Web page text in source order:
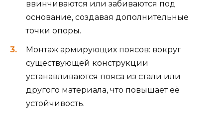
ввинчиваются или забиваются под
основание, создавая дополнительные
точки опоры.
Монтаж армирующих поясов: вокруг
существующей конструкции
устанавливаются пояса из стали или
другого материала, что повышает её
устойчивость.